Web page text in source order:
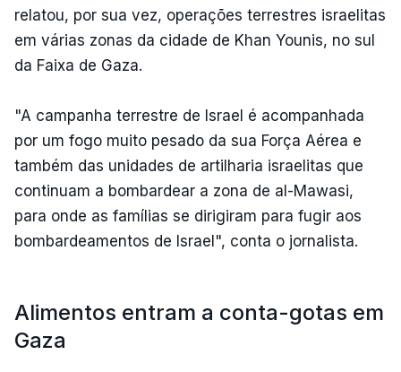
relatou, por sua vez, operações terrestres israelitas
em várias zonas da cidade de Khan Younis, no sul
da Faixa de Gaza.
"A campanha terrestre de Israel é acompanhada
por um fogo muito pesado da sua Força Aérea e
também das unidades de artilharia israelitas que
continuam a bombardear a zona de al-Mawasi,
para onde as famílias se dirigiram para fugir aos
bombardeamentos de Israel", conta o jornalista.
Alimentos entram a conta-gotas em
Gaza